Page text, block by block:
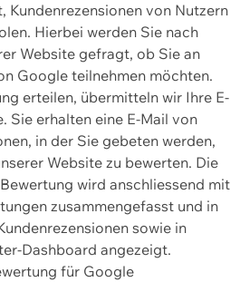
Kundenrezensionen von Nutzern
Hierbei werden Sie nach
Website gefragt, ob Sie an
Google teilnehmen möchten.
erteilen, übermitteln wir Ihre E-
Sie erhalten eine E-Mail von
in der Sie gebeten werden,
Website zu bewerten. Die
wird anschliessend mit
zusammengefasst und in
sowie in
Dashboard angezeigt.
für Google